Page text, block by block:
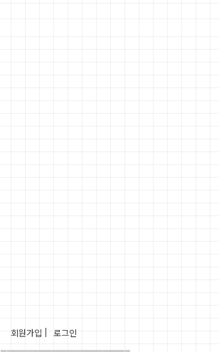
회원가입 로그인